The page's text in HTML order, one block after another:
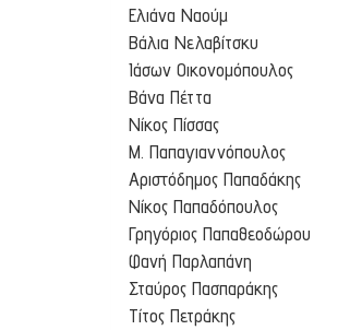
Ελιάνα Ναούμ
Βάλια Νελαβίτσκυ
Ιάσων Οικονομόπουλος
Βάνα Πέττα
Νίκος Πίσσας
Μ. Παπαγιαννόπουλος
Αριστόδημος Παπαδάκης
Νίκος Παπαδόπουλος
Γρηγόριος Παπαθεοδώρου
Φανή Παρλαπάνη
Σταύρος Πασπαράκης
Τίτος Πετράκης